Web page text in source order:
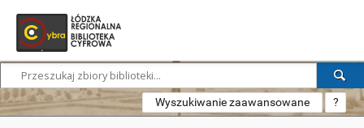
Wyszukiwanie zaawansowane ?